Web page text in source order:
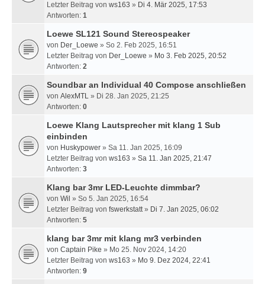
Letzter Beitrag von ws163 » Di 4. Mär 2025, 17:53
Antworten: 1
Loewe SL121 Sound Stereospeaker
von Der_Loewe » So 2. Feb 2025, 16:51
Letzter Beitrag von Der_Loewe » Mo 3. Feb 2025, 20:52
Antworten: 2
Soundbar an Individual 40 Compose anschließen
von AlexMTL » Di 28. Jan 2025, 21:25
Antworten: 0
Loewe Klang Lautsprecher mit klang 1 Sub
einbinden
von Huskypower » Sa 11. Jan 2025, 16:09
Letzter Beitrag von ws163 » Sa 11. Jan 2025, 21:47
Antworten: 3
Klang bar 3mr LED-Leuchte dimmbar?
von Wil » So 5. Jan 2025, 16:54
Letzter Beitrag von fswerkstatt» Di 7. Jan 2025, 06:02
Antworten: 5
klang bar 3mr mit klang mr3 verbinden
von Captain Pike » Mo 25. Nov 2024, 14:20
Letzter Beitrag von ws163 » Mo 9. Dez 2024, 22:41
Antworten: 9